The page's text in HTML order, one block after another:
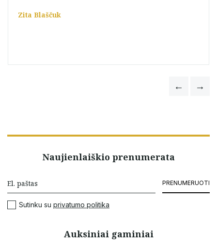
Zita Blaščuk
Auksiniai gaminiai
Naujienlaiškio prenumerata
PRENUMERUOTI
Sutinku su privatumo politika